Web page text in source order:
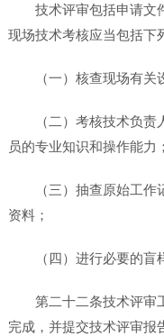
技术评审包括申请文
现场技术考核应当包括下
（一）核查现场有
（二）考核技术负
员的专业知识和操作能力；
（三）抽查原始工
资料；
（四）进行必要的盲
第二十二条技术评审
完成，并提交技术评审报